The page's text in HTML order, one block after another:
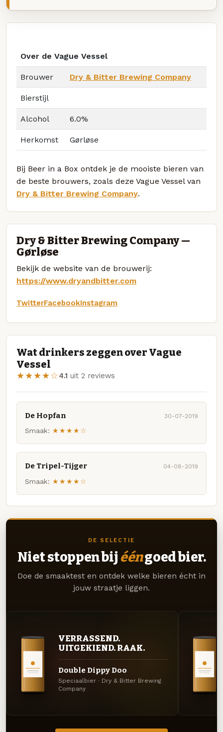
Over de Vague Vessel
Brouwer Dry & Bitter Brewing Company
Bierstijl
Alcohol 6.0%
Herkomst Gørløse
Bij Beer in a Box ontdek je de mooiste bieren van
de beste brouwers, zoals deze Vague Vessel van
Dry & Bitter Brewing Company.
Dry & Bitter Brewing Company —
Gørløse
Bekijk de website van de brouwerij:
https://www.dryandbitter.com
TwitterFacebookInstagram
Wat drinkers zeggen over Vague
Vessel
★★★★☆4.1 uit 2 reviews
De Hopfan 30-07-2019
Smaak: ★★★★☆
De Tripel-Tijger 04-08-2019
Smaak: ★★★★☆
DE SELECTIE
Niet stoppen bij ééngoed bier.
Doe de smaaktest en ontdek welke bieren écht in
jouw straatje liggen.
VERRASSEND.
UITGEKIEND. RAAK.
Double Dippy Doo
Speciaalbier · Dry & Bitter Brewing
Company